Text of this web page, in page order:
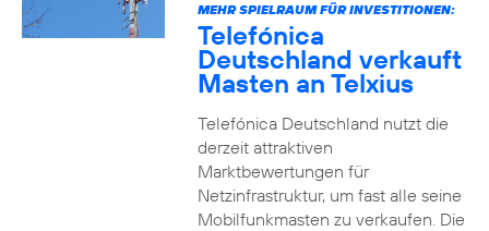
MEHR SPIELRAUM FÜR INVESTITIONEN:
Telefónica
Deutschland verkauft
Masten an Telxius
Telefónica Deutschland nutzt die
derzeit attraktiven
Marktbewertungen für
Netzinfrastruktur, um fast alle seine
Mobilfunkmasten zu verkaufen. Die